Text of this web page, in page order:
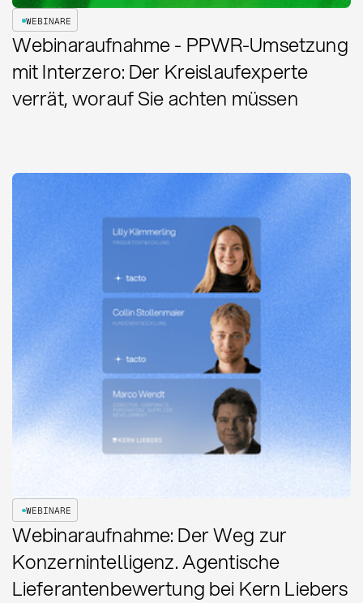
WEBINARE
Webinaraufnahme - PPWR-Umsetzung
mit Interzero: Der Kreislaufexperte
verrät, worauf Sie achten müssen
WEBINARE
Webinaraufnahme: Der Weg zur
Konzernintelligenz. Agentische
Lieferantenbewertung bei Kern Liebers